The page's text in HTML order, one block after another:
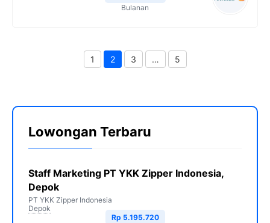
Bulanan
Halaman
1 Halaman
2 Halaman
3 … 5
Lowongan Terbaru
Staff Marketing PT YKK Zipper Indonesia,
Depok
PT YKK Zipper Indonesia
Depok
Rp 5.195.720